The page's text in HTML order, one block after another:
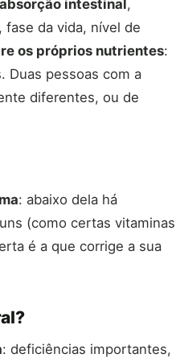
absorção intestinal,
da vida, nível de
os próprios nutrientes:
Duas pessoas com a
diferentes, ou de
: abaixo dela há
(como certas vitaminas
é a que corrige a sua
: deficiências importantes,